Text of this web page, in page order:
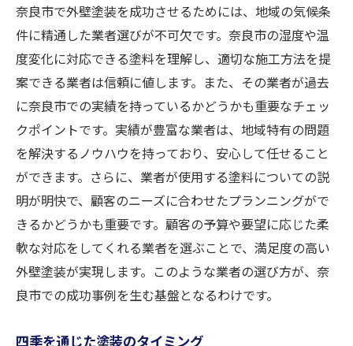
奈良市で外壁塗装を成功させるためには、地域の気候条
件に精通した業者選びが不可欠です。奈良市の湿度や温
度変化に対応できる塗料を理解し、適切な施工方法を提
案できる業者は信頼に値します。また、その業者が過去
に奈良市での実績を持っているかどうかも重要なチェッ
クポイントです。実績が豊富な業者は、地域特有の問題
を解決するノウハウを持っており、安心して任せること
ができます。さらに、業者が使用する塗料についての説
明が明快で、顧客のニーズに合わせたプランニングがで
きるかどうかも重要です。顧客の予算や要望に応じた柔
軟な対応をしてくれる業者を選ぶことで、満足度の高い
外壁塗装が実現します。このような業者の選び方が、奈
良市での成功事例を生む基盤となるわけです。
四季を通じた塗装のタイミング